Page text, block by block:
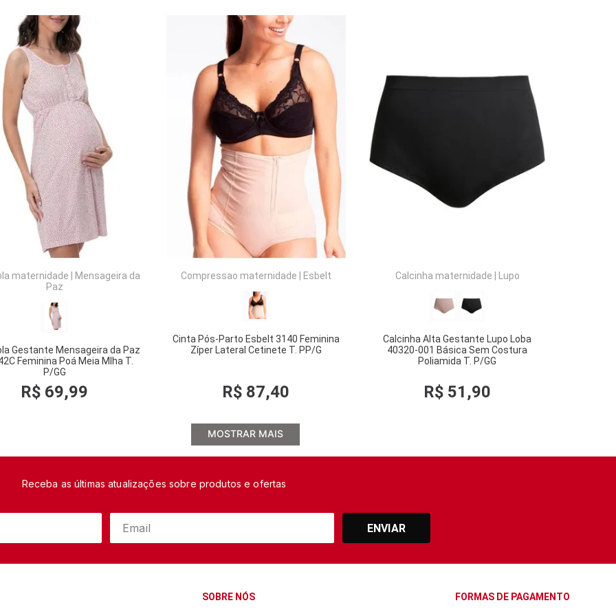
maternidade
Mensageira da
Paz
Gestante Mensageira da Paz
Feminina Poá Meia Mlha T.
P/GG
R$ 69,99
COMPRAR
Compressao maternidade Esbelt
Cinta Pós-Parto Esbelt 3140 Feminina
Zíper Lateral Cetinete T. PP/G
R$ 87,40
COMPRAR
Calcinha maternidade Lupo
Calcinha Alta Gestante Lupo Loba
40320-001 Básica Sem Costura
Poliamida T. P/GG
R$ 51 ,90
COMPRAR
MOSTRAR MAIS
Receba as últimas atualizações sobre produtos e ofertas
ENVIAR
SOBRE NÓS FORMAS DE PAGAMENTO